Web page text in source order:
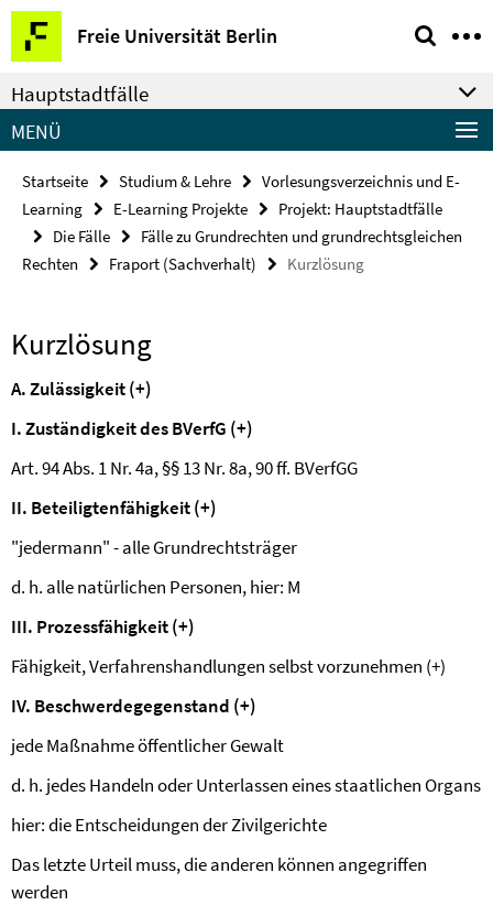
Springe
direkt
zu
Inhalt
Freie Universität Berlin
Service-
Navigation
Hauptstadtfälle
MENÜ
Startseite Studium & Lehre
Vorlesungsverzeichnis und E-
Learning
E-Learning Projekte
Projekt: Hauptstadtfälle
Die Fälle
Fälle zu Grundrechten und grundrechtsgleichen
Rechten
Fraport (Sachverhalt) Kurzlösung
Kurzlösung
A. Zulässigkeit (+)
I.Zuständigkeit des BVerfG (+)
Art. 94 Abs. 1 Nr. 4a, §§ 13 Nr. 8a, 90 ff. BVerfGG
II. Beteiligtenfähigkeit (+)
"jedermann" - alle Grundrechtsträger
d. h. alle natürlichen Personen, hier: M
III. Prozessfähigkeit (+)
Fähigkeit, Verfahrenshandlungen selbst vorzunehmen (+)
IV. Beschwerdegegenstand (+)
jede Maßnahme öffentlicher Gewalt
d. h. jedes Handeln oder Unterlassen eines staatlichen Organs
hier: die Entscheidungen der Zivilgerichte
Das letzte Urteil muss, die anderen können angegriffen
werden